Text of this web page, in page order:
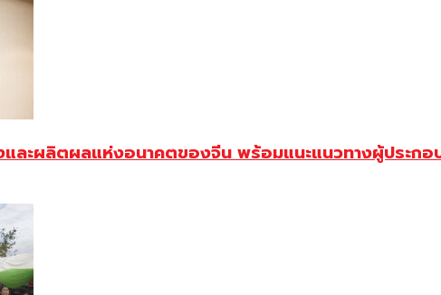
ะผลิตผลแห่งอนาคตของจีน พร้อมแนะแนวทางผู้ประกอ